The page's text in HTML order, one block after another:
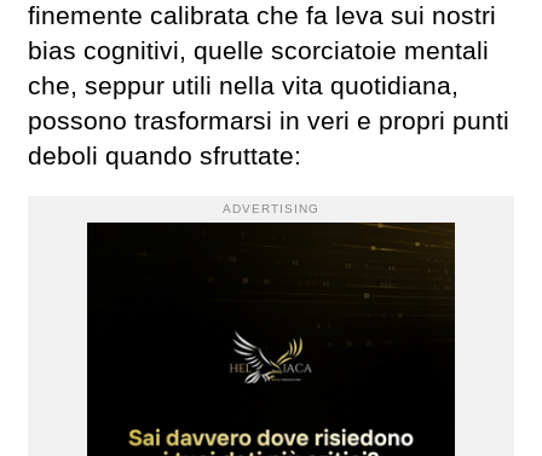
finemente calibrata che fa leva sui nostri
bias cognitivi, quelle scorciatoie mentali
che, seppur utili nella vita quotidiana,
possono trasformarsi in veri e propri punti
deboli quando sfruttate:
ADVERTISING